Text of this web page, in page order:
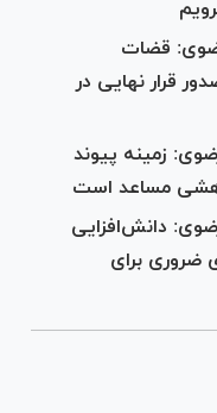
قضات
قرار نهایی در
زمینه پیوند
مساعد است
دانش‌افزایی
ضروری برای